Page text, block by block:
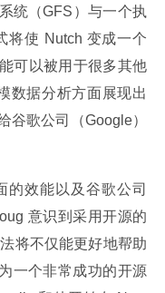
统（GFS）与一个执
将使 Nutch 变成一个
可以被用于很多其他
数据分析方面展现出
谷歌公司（Google）
的效能以及谷歌公司
意识到采用开源的
将不仅能更好地帮助
一个非常成功的开源